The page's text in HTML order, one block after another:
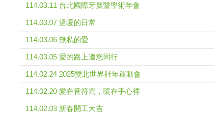
114.03.11 台北國際牙展暨學術年會
114.03.07 溫暖的日常
114.03.06 無私的愛
114.03.05 愛的路上邀您同行
114.02.24 2025雙北世界壯年運動會
114.02.20 愛在音符間，暖在手心裡
114.02.03 新春開工大吉